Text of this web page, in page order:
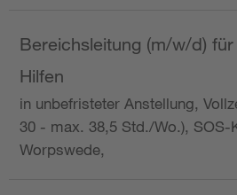
Bereichsleitung (m/w/d)
Hilfen
in unbefristeter Anstellung,
30 - max. 38,5 Std./Wo.), SOS-
Worpswede,